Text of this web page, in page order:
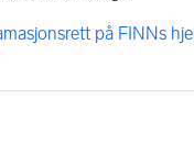
på FINNs